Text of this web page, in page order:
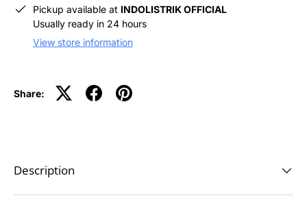
Pickup available at INDOLISTRIK OFFICIAL
Usually ready in 24 hours
View store information
Share:
Description